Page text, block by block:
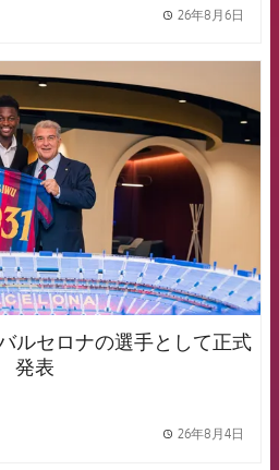
26年8月6日
ルセロナの選手として正式
発表
26年8月4日